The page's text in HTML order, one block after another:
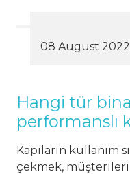
08 August 2022
Hangi tür
performanslı
Kapıların kullanım
çekmek,